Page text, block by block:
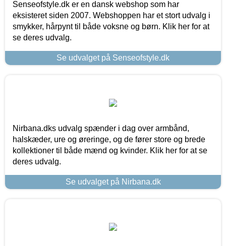
Senseofstyle.dk er en dansk webshop som har
eksisteret siden 2007. Webshoppen har et stort udvalg i
smykker, hårpynt til både voksne og børn. Klik her for at
se deres udvalg.
Se udvalget på Senseofstyle.dk
Nirbana.dks udvalg spænder i dag over armbånd,
halskæder, ure og øreringe, og de fører store og brede
kollektioner til både mænd og kvinder. Klik her for at se
deres udvalg.
Se udvalget på Nirbana.dk